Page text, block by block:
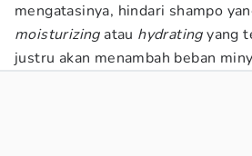
mengatasinya, hindari shampo
moisturizingatau hydratingyang
justru akan menambah beban